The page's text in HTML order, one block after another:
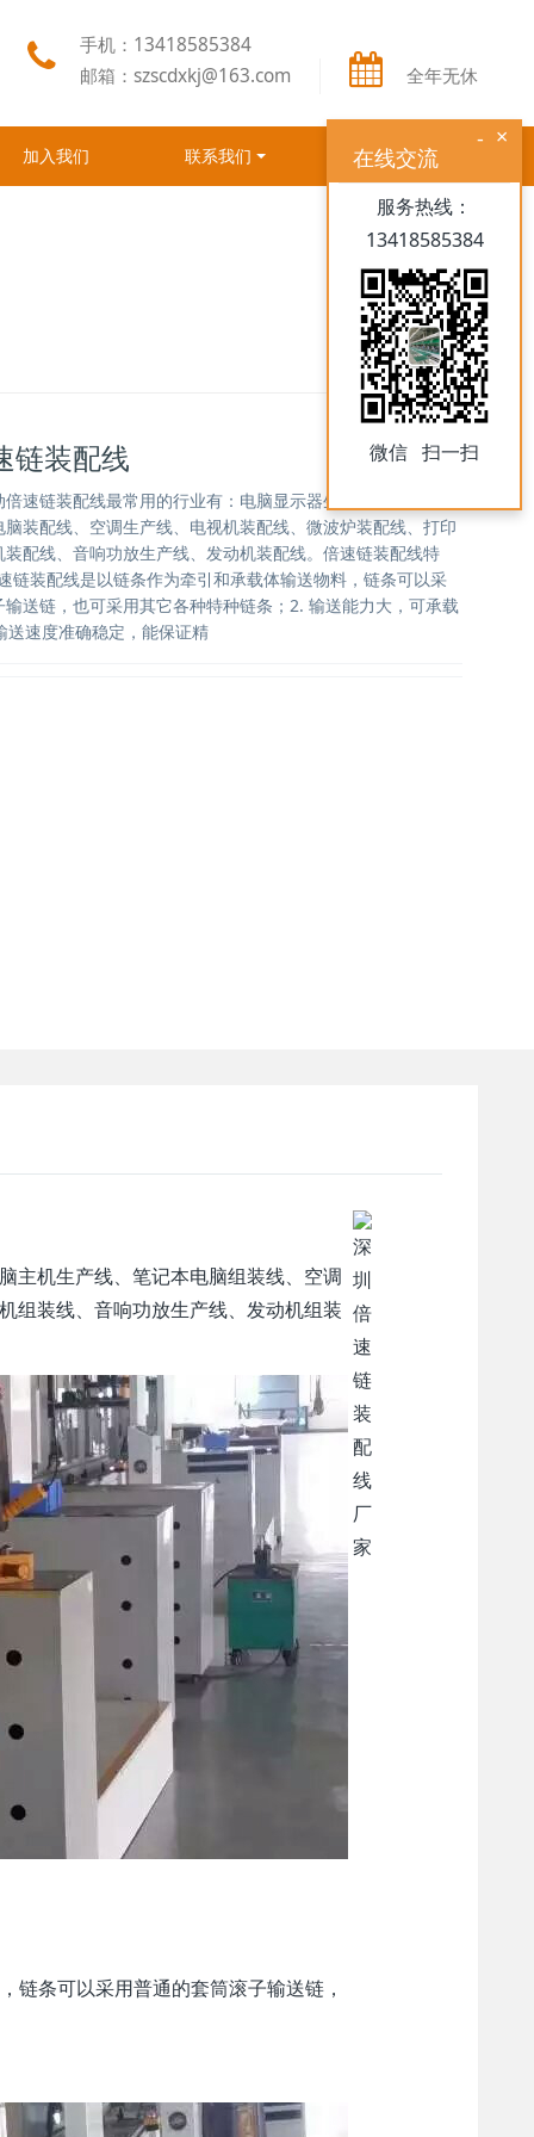
手机：13418585384
邮箱：szscdxkj@163.com
全年无休
加入我们 联系我们
链装配线
速链装配线最常用的行业有：电脑显示器生产线、电脑主机
装配线、空调生产线、电视机装配线、微波炉装配线、打印
配线、音响功放生产线、发动机装配线。倍速链装配线特
链装配线是以链条作为牵引和承载体输送物料，链条可以采
送链，也可采用其它各种特种链条；2. 输送能力大，可承载
送速度准确稳定，能保证精
主机生产线、笔记本电脑组装线、空调
组装线、音响功放生产线、发动机组装
链条可以采用普通的套筒滚子输送链，
×
-
在线交流
服务热线：
13418585384
微信 扫一扫